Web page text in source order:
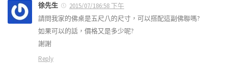
徐先生
2015/07/186:58 下午
請問我家的佛桌是五尺八的尺寸，可以搭配這副佛聯嗎?
如果可以的話，價格又是多少呢?
謝謝
Reply